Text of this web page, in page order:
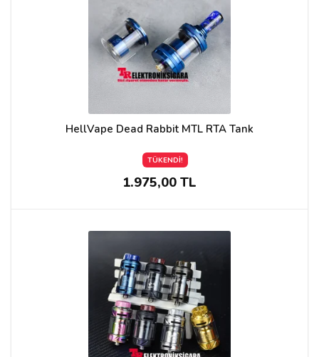
HellVape Dead Rabbit MTL RTA Tank
TÜKENDİ!
1.975,00 TL